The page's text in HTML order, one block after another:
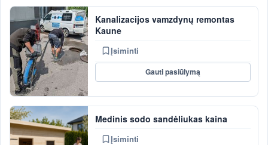
Kanalizacijos vamzdynų remontas
Kaune
Įsiminti
Gauti pasiūlymą
Medinis sodo sandėliukas kaina
Įsiminti